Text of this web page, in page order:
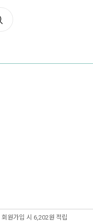
회원가입 시 6,202원 적립